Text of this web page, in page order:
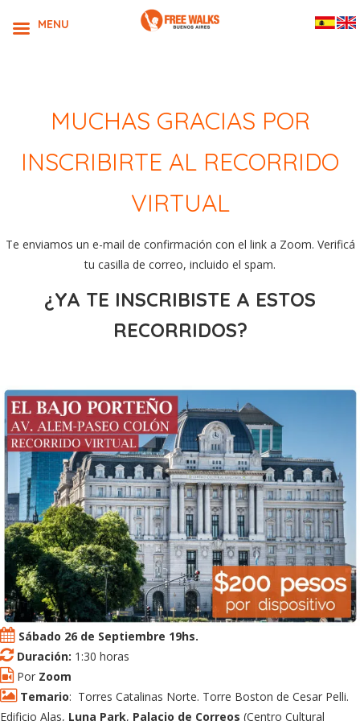
MUCHAS GRACIAS POR
INSCRIBIRTE AL RECORRIDO
VIRTUAL
Te enviamos un e-mail de confirmación con el link a Zoom. Verificá
tu casilla de correo, incluido el spam.
¿YA TE INSCRIBISTE A ESTOS
RECORRIDOS?
Sábado 26 de Septiembre 19hs.
Duración: 1:30 horas
Por Zoom
Temario: Torres Catalinas Norte. Torre Boston de Cesar Pelli.
Edificio Alas, Luna Park, Palacio de Correos (Centro Cultural
MENU